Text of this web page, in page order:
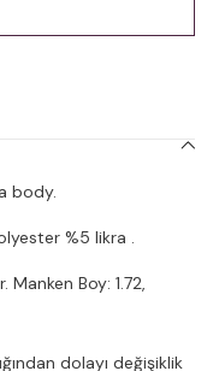
body.
%5 likra .
Boy: 1.72,
dolayı değişiklik